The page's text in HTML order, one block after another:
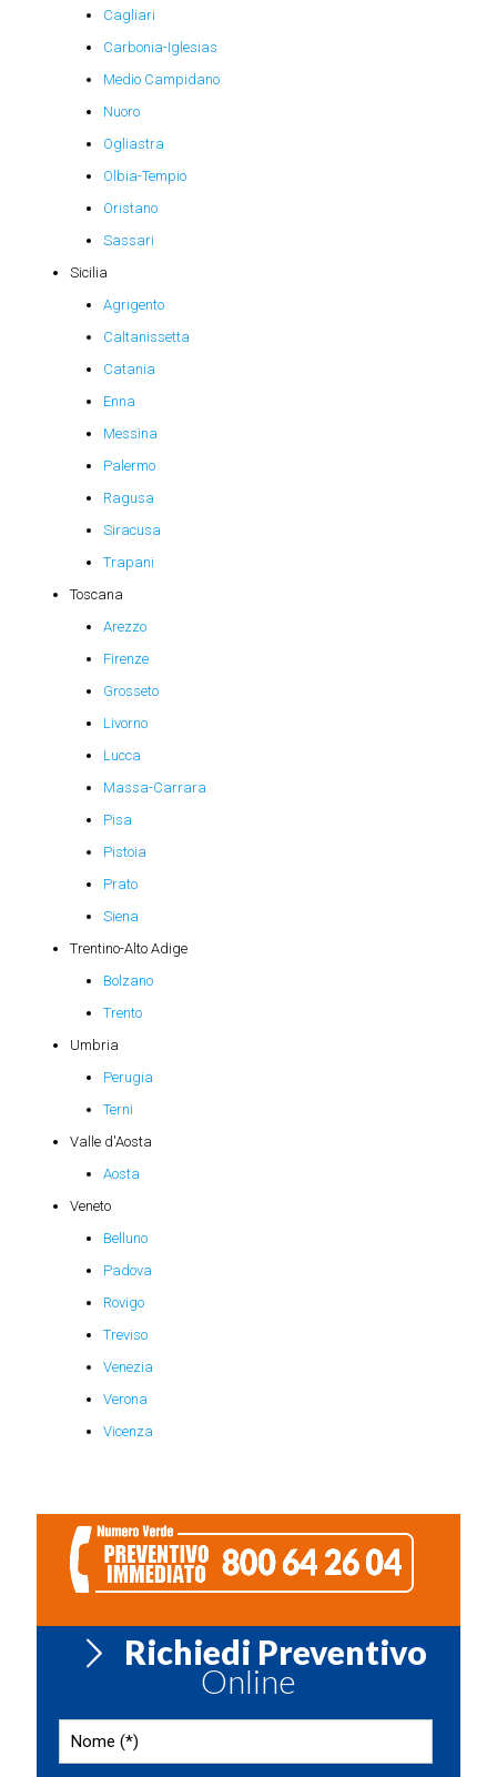
Cagliari
Carbonia-Iglesias
Medio Campidano
Nuoro
Ogliastra
Olbia-Tempio
Oristano
Sassari
Sicilia
Agrigento
Caltanissetta
Catania
Enna
Messina
Palermo
Ragusa
Siracusa
Trapani
Toscana
Arezzo
Firenze
Grosseto
Livorno
Lucca
Massa-Carrara
Pisa
Pistoia
Prato
Siena
Trentino-Alto Adige
Bolzano
Trento
Umbria
Perugia
Terni
Valle d'Aosta
Aosta
Veneto
Belluno
Padova
Rovigo
Treviso
Venezia
Verona
Vicenza
Richiedi Preventivo
Online